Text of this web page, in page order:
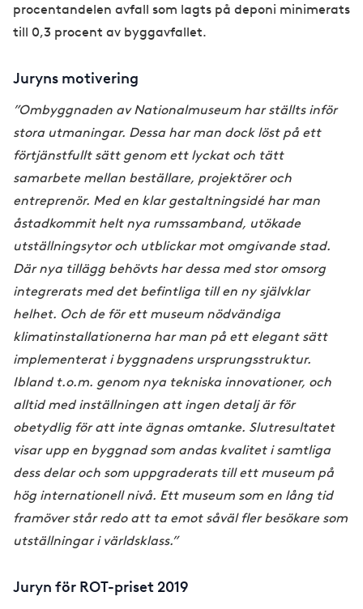
procentandelen avfall som lagts på deponi minimerats
till 0,3 procent av byggavfallet.
Juryns motivering
”Ombyggnaden av Nationalmuseum har ställts inför
stora utmaningar. Dessa har man dock löst på ett
förtjänstfullt sätt genom ett lyckat och tätt
samarbete mellan beställare, projektörer och
entreprenör. Med en klar gestaltningsidé har man
åstadkommit helt nya rumssamband, utökade
utställningsytor och utblickar mot omgivande stad.
Där nya tillägg behövts har dessa med stor omsorg
integrerats med det befintliga till en ny självklar
helhet. Och de för ett museum nödvändiga
klimatinstallationerna har man på ett elegant sätt
implementerat i byggnadens ursprungsstruktur.
Ibland t.o.m. genom nya tekniska innovationer, och
alltid med inställningen att ingen detalj är för
obetydlig för att inte ägnas omtanke. Slutresultatet
visar upp en byggnad som andas kvalitet i samtliga
dess delar och som uppgraderats till ett museum på
hög internationell nivå. Ett museum som en lång tid
framöver står redo att ta emot såväl fler besökare som
utställningar i världsklass.”
Juryn för ROT-priset 2019